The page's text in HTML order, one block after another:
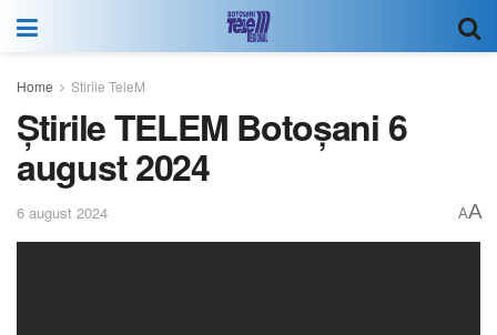
Home Stirile TeleM
Știrile TELEM Botoșani 6
august 2024
6 august 2024 AA